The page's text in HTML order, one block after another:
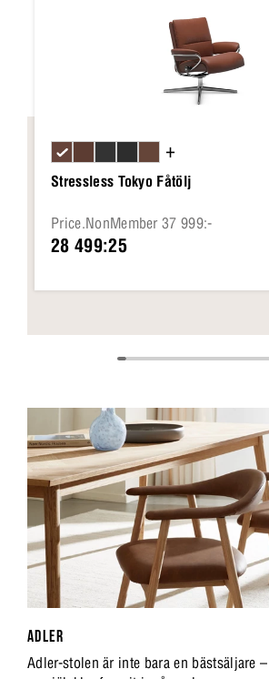
Stressless Tokyo Fåtölj
Price.NonMember 37 999:-
28 499:25
+
ADLER
Adler-stolen är inte bara en bästsäljare